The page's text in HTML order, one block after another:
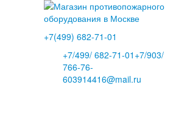
+7(499) 682-71-01
+7/499/682-71-01 +7/903/
766-76-
603914416@mail.ru